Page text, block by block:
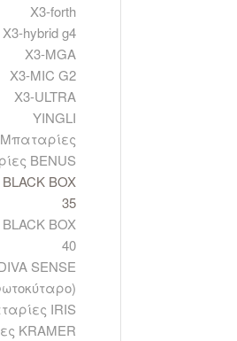
X3-forth
X3-hybrid g4
X3-MGA
X3-MIC G2
X3-ULTRA
YINGLI
Μπαταρίες
BENUS
BOX
35
BOX
40
SENSE
IRIS
KRAMER